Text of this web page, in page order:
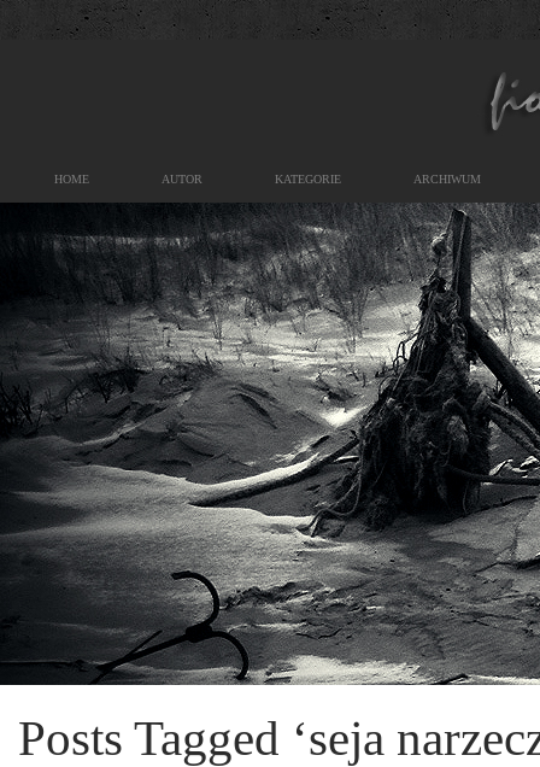
HOME AUTOR KATEGORIE ARCHIWUM
Posts Tagged ‘seja